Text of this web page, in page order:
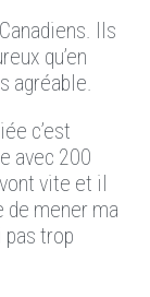
Ils
qu’en
agréable.
c’est
avec 200
vite et il
de mener ma
pas trop